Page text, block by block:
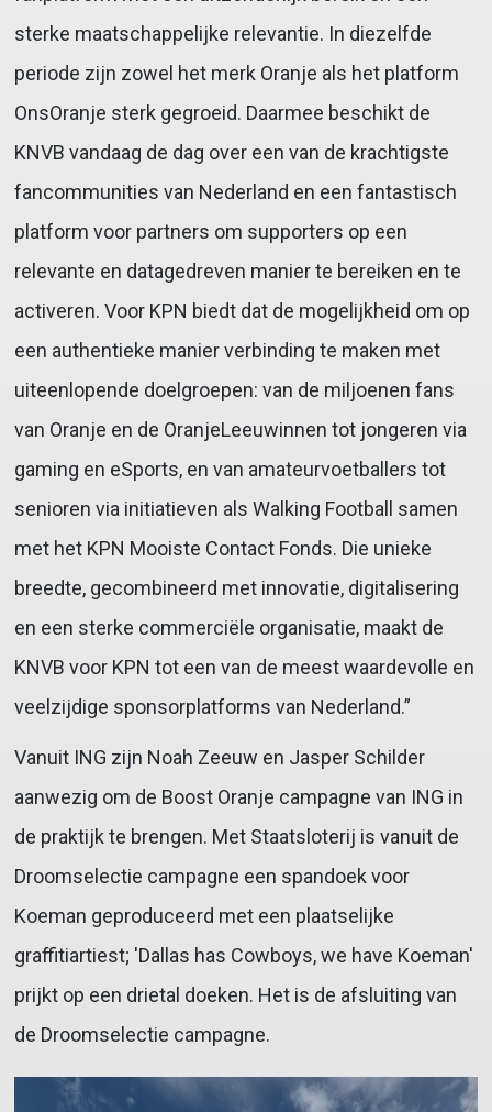
sterke maatschappelijke relevantie. In diezelfde
periode zijn zowel het merk Oranje als het platform
OnsOranje sterk gegroeid. Daarmee beschikt de
KNVB vandaag de dag over een van de krachtigste
fancommunities van Nederland en een fantastisch
platform voor partners om supporters op een
relevante en datagedreven manier te bereiken en te
activeren. Voor KPN biedt dat de mogelijkheid om op
een authentieke manier verbinding te maken met
uiteenlopende doelgroepen: van de miljoenen fans
van Oranje en de OranjeLeeuwinnen tot jongeren via
gaming en eSports, en van amateurvoetballers tot
senioren via initiatieven als Walking Football samen
met het KPN Mooiste Contact Fonds. Die unieke
breedte, gecombineerd met innovatie, digitalisering
en een sterke commerciële organisatie, maakt de
KNVB voor KPN tot een van de meest waardevolle en
veelzijdige sponsorplatforms van Nederland.”
Vanuit ING zijn Noah Zeeuw en Jasper Schilder
aanwezig om de Boost Oranje campagne van ING in
de praktijk te brengen. Met Staatsloterij is vanuit de
Droomselectie campagne een spandoek voor
Koeman geproduceerd met een plaatselijke
graffitiartiest; 'Dallas has Cowboys, we have Koeman'
prijkt op een drietal doeken. Het is de afsluiting van
de Droomselectie campagne.